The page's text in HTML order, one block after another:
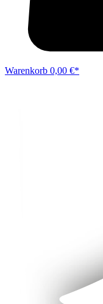
Warenkorb 0,00 €*